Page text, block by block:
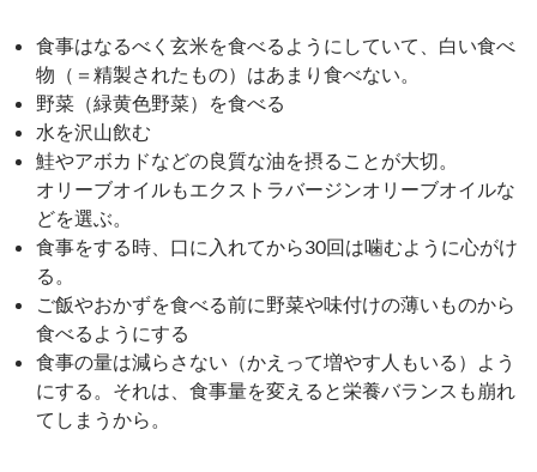
食事はなるべく玄米を食べるようにしていて、白い食べ
物（＝精製されたもの）はあまり食べない。
野菜（緑黄色野菜）を食べる
水を沢山飲む
鮭やアボカドなどの良質な油を摂ることが大切。
オリーブオイルもエクストラバージンオリーブオイルな
どを選ぶ。
食事をする時、口に入れてから30回は噛むように心がけ
る。
ご飯やおかずを食べる前に野菜や味付けの薄いものから
食べるようにする
食事の量は減らさない（かえって増やす人もいる）よう
にする。それは、食事量を変えると栄養バランスも崩れ
てしまうから。